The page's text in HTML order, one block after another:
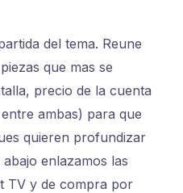
del tema. Reune
que mas se
precio de la cuenta
ambas) para que
quieren profundizar
enlazamos las
TV y de compra por